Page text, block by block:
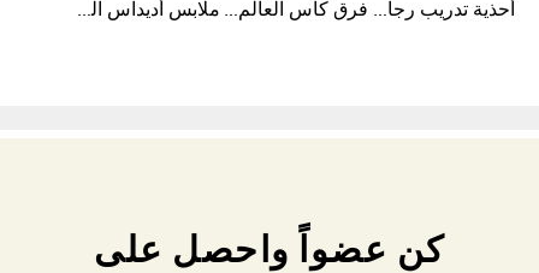
أحذية تدريب رجالية
فرق كأس العالم FIFA 26™ ملابس أديداس الرجالية
كن عضواً واحصل على